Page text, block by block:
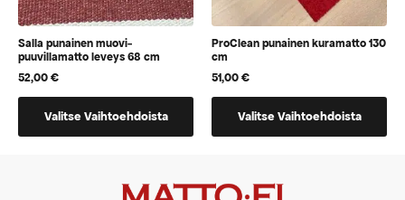
Salla punainen muovi-
puuvillamatto leveys 68 cm
52,00€
Valitse Vaihtoehdoista
ProClean punainen kuramatto 130
cm
51,00€
Valitse Vaihtoehdoista
jotka